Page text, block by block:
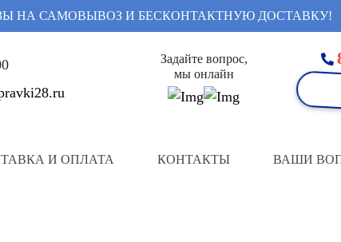
НА САМОВЫВОЗ И БЕСКОНТАКТНУЮ ДОСТАВКУ!
Задайте вопрос,
мы онлайн
И ОПЛАТА КОНТАКТЫ ВАШИ